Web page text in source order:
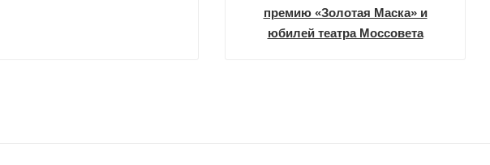
премию «Золотая Маска» и
юбилей театра Моссовета